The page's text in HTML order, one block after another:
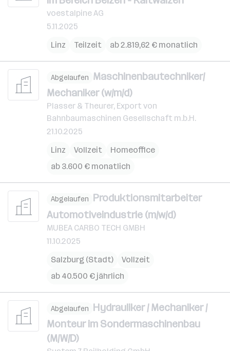
voestalpine AG
5.11.2025
Linz
Teilzeit ab 2.819,62 € monatlich
Abgelaufen Maschinenbautechniker/
Mechaniker (w/m/d)
Plasser & Theurer, Export von
Bahnbaumaschinen Gesellschaft m.b.H.
21.10.2025
Linz
Vollzeit
Homeoffice
ab 3.600 € monatlich
Abgelaufen Produktionsmitarbeiter
Automotiveindustrie (m/w/d)
MUBEA CARBO TECH GMBH
11.10.2025
Salzburg (Stadt)
Vollzeit
ab 40.500 € jährlich
Abgelaufen Hydrauliker / Mechaniker /
Monteur im Sondermaschinenbau
(M/W/D)